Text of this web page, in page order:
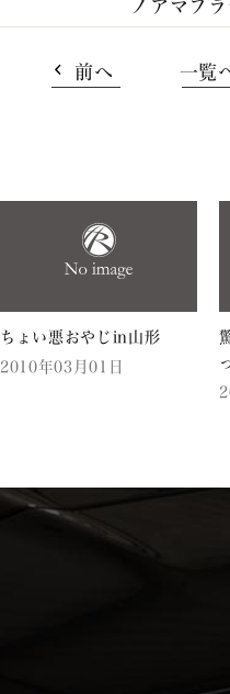
ノアマフ
前へ 一覧
ちょい悪おやじin山形
2010年03月01日